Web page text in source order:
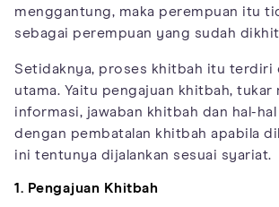
menggantung, maka perempuan itu
sebagai perempuan yang sudah
Setidaknya, proses khitbah itu terdiri
utama. Yaitu pengajuan khitbah, tukar
informasi, jawaban khitbah dan hal-
dengan pembatalan khitbah apabila
ini tentunya dijalankan sesuai syariat.
1. Pengajuan Khitbah